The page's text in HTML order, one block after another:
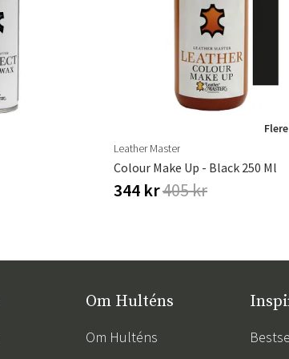
Leather Master
Colour Make Up - Black 250 Ml
344 kr405 kr
Om Hulténs
Om Hulténs